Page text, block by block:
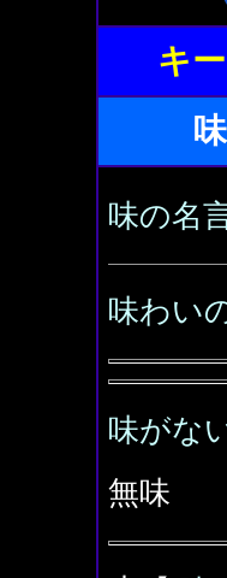
キ
味の名
味わい
味がな
無味